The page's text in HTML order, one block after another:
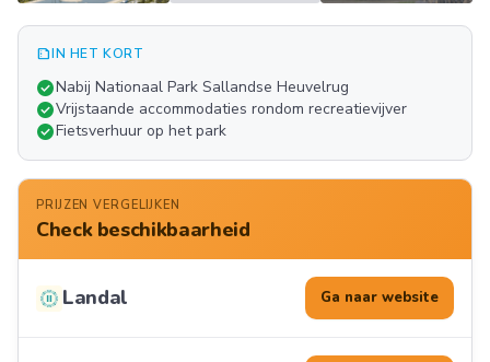
FOTO'S
summarizeIN HET KORT
check_circleNabij Nationaal Park Sallandse Heuvelrug
check_circleVrijstaande accommodaties rondom recreatievijver
check_circleFietsverhuur op het park
PRIJZEN VERGELIJKEN
Check beschikbaarheid
Landal Ga naar website